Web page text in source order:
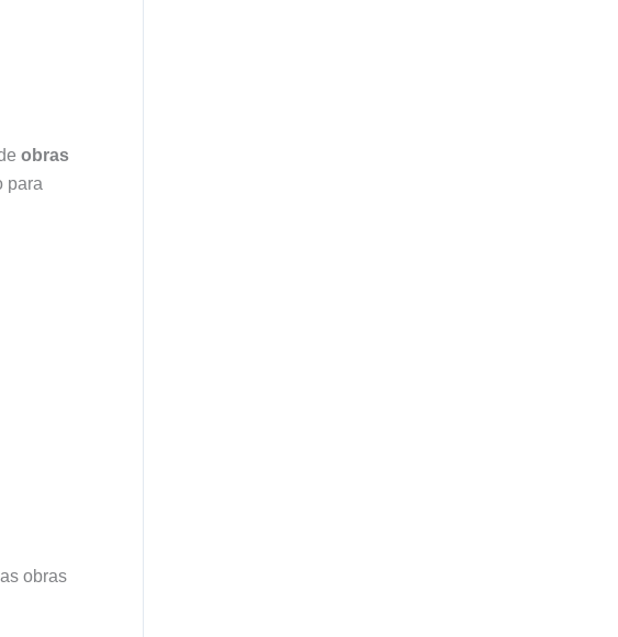
obras
para
obras